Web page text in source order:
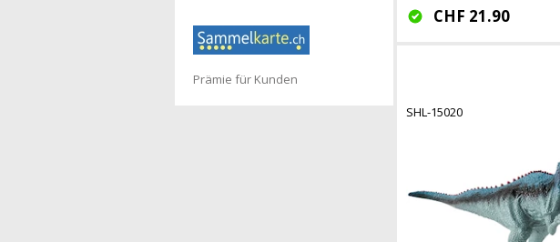
Prämie für Kunden
CHF 21.90
SHL-15020